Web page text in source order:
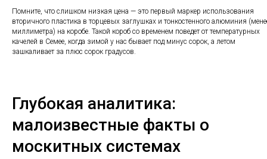
Помните, что слишком низкая цена — это первый маркер использования
вторичного пластика в торцевых заглушках и тонкостенного алюминия
миллиметра) на коробе. Такой короб со временем поведет от температурных
качелей в Семее, когда зимой у нас бывает под минус сорок, а летом
зашкаливает за плюс сорок градусов.
Глубокая аналитика:
малоизвестные факты о
москитных системах